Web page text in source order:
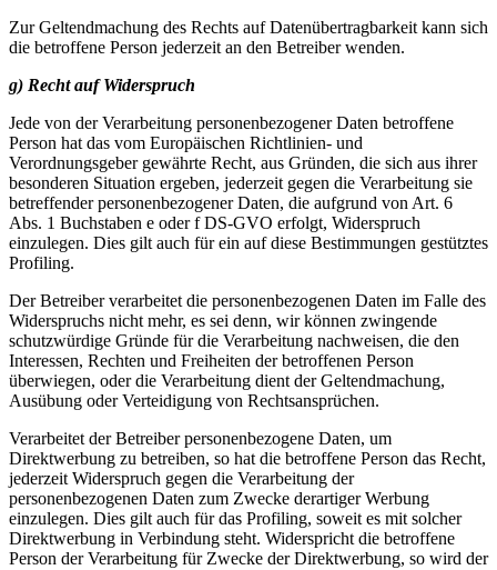
Zur Geltendmachung des Rechts auf Datenübertragbarkeit kann sich
die betroffene Person jederzeit an den Betreiber wenden.
g) Recht auf Widerspruch
Jede von der Verarbeitung personenbezogener Daten betroffene
Person hat das vom Europäischen Richtlinien- und
Verordnungsgeber gewährte Recht, aus Gründen, die sich aus ihrer
besonderen Situation ergeben, jederzeit gegen die Verarbeitung sie
betreffender personenbezogener Daten, die aufgrund von Art. 6
Abs. 1 Buchstaben e oder f DS-GVO erfolgt, Widerspruch
einzulegen. Dies gilt auch für ein auf diese Bestimmungen gestütztes
Profiling.
Der Betreiber verarbeitet die personenbezogenen Daten im Falle des
Widerspruchs nicht mehr, es sei denn, wir können zwingende
schutzwürdige Gründe für die Verarbeitung nachweisen, die den
Interessen, Rechten und Freiheiten der betroffenen Person
überwiegen, oder die Verarbeitung dient der Geltendmachung,
Ausübung oder Verteidigung von Rechtsansprüchen.
Verarbeitet der Betreiber personenbezogene Daten, um
Direktwerbung zu betreiben, so hat die betroffene Person das Recht,
jederzeit Widerspruch gegen die Verarbeitung der
personenbezogenen Daten zum Zwecke derartiger Werbung
einzulegen. Dies gilt auch für das Profiling, soweit es mit solcher
Direktwerbung in Verbindung steht. Widerspricht die betroffene
Person der Verarbeitung für Zwecke der Direktwerbung, so wird der